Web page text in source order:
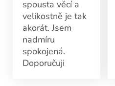
spousta věcí a
velikostně je tak
akorát. Jsem
nadmíru
spokojená.
Doporučuji